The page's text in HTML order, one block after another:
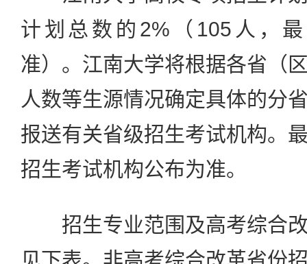
计划总数的2%（105人，
准）。江南大学将根据各省（
人数等生源情况确定具体的分
报送有关省级招生考试机构。
招生考试机构公布为准。
招生专业范围及高考综合改